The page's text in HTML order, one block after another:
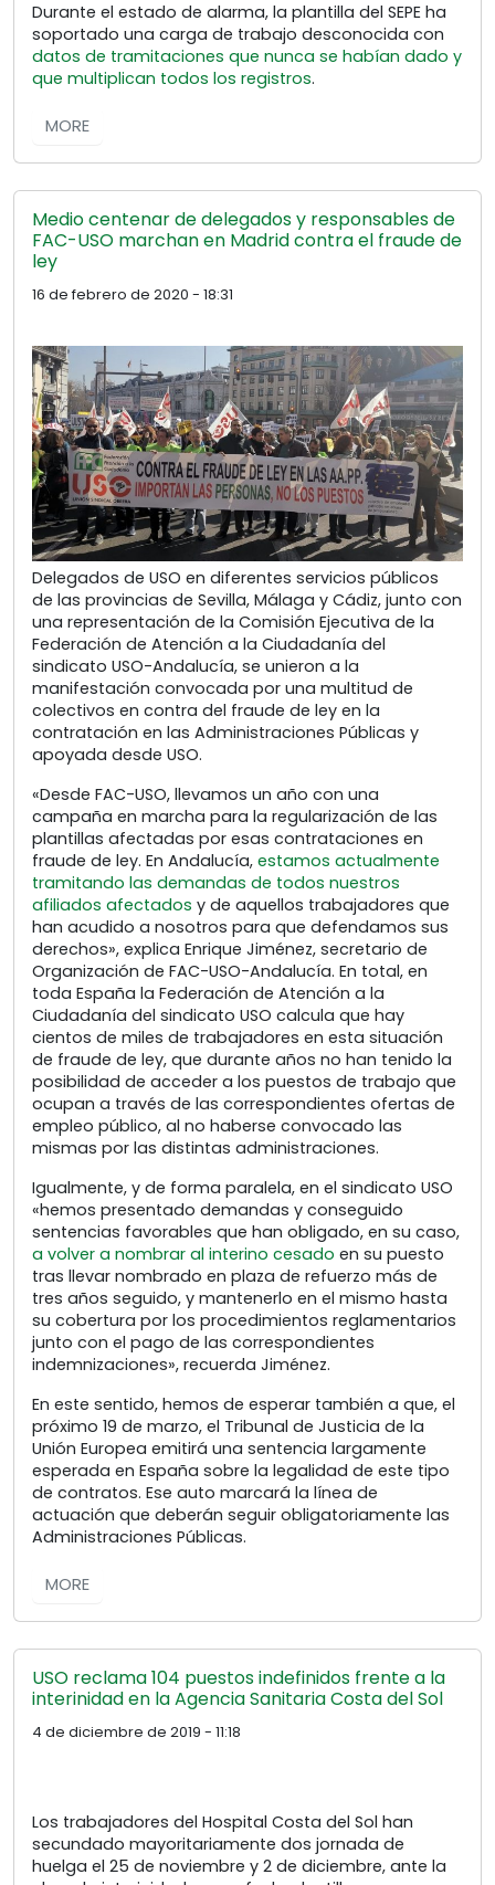
Durante el estado de alarma, la plantilla del SEPE ha
soportado una carga de trabajo desconocida con
datos de tramitaciones que nunca se habían dado y
que multiplican todos los registros.
MORE
Medio centenar de delegados y responsables de
FAC-USO marchan en Madrid contra el fraude de
ley
16 de febrero de 2020 - 18:31
Delegados de USO en diferentes servicios públicos
de las provincias de Sevilla, Málaga y Cádiz, junto con
una representación de la Comisión Ejecutiva de la
Federación de Atención a la Ciudadanía del
sindicato USO-Andalucía, se unieron a la
manifestación convocada por una multitud de
colectivos en contra del fraude de ley en la
contratación en las Administraciones Públicas y
apoyada desde USO.
«Desde FAC-USO, llevamos un año con una
campaña en marcha para la regularización de las
plantillas afectadas por esas contrataciones en
fraude de ley. En Andalucía, estamos actualmente
tramitando las demandas de todos nuestros
afiliados afectados y de aquellos trabajadores que
han acudido a nosotros para que defendamos sus
derechos», explica Enrique Jiménez, secretario de
Organización de FAC-USO-Andalucía. En total, en
toda España la Federación de Atención a la
Ciudadanía del sindicato USO calcula que hay
cientos de miles de trabajadores en esta situación
de fraude de ley, que durante años no han tenido la
posibilidad de acceder a los puestos de trabajo que
ocupan a través de las correspondientes ofertas de
empleo público, al no haberse convocado las
mismas por las distintas administraciones.
Igualmente, y de forma paralela, en el sindicato USO
«hemos presentado demandas y conseguido
sentencias favorables que han obligado, en su caso,
a volver a nombrar al interino cesado en su puesto
tras llevar nombrado en plaza de refuerzo más de
tres años seguido, y mantenerlo en el mismo hasta
su cobertura por los procedimientos reglamentarios
junto con el pago de las correspondientes
indemnizaciones», recuerda Jiménez.
En este sentido, hemos de esperar también a que, el
próximo 19 de marzo, el Tribunal de Justicia de la
Unión Europea emitirá una sentencia largamente
esperada en España sobre la legalidad de este tipo
de contratos. Ese auto marcará la línea de
actuación que deberán seguir obligatoriamente las
Administraciones Públicas.
MORE
USO reclama 104 puestos indefinidos frente a la
interinidad en la Agencia Sanitaria Costa del Sol
4 de diciembre de 2019 - 11:18
Los trabajadores del Hospital Costa del Sol han
secundado mayoritariamente dos jornada de
huelga el 25 de noviembre y 2 de diciembre, ante la